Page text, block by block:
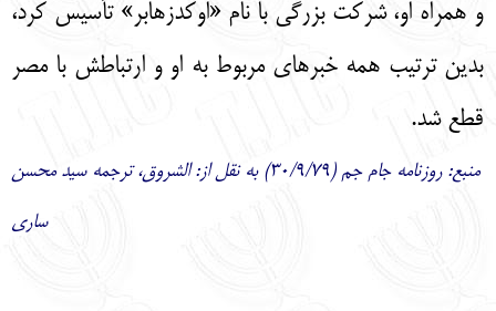
و همراه او، شركت بزرگي با نام «اوكدزهابر» تأسيس كرد،
بدين ترتيب همه خبرهاي مربوط به او و ارتباطش با مصر
قطع شد.
منبع: روزنامه جام جم (30/9/79) به نقل از: الشروق، ترجمه سيد محسن
ساري